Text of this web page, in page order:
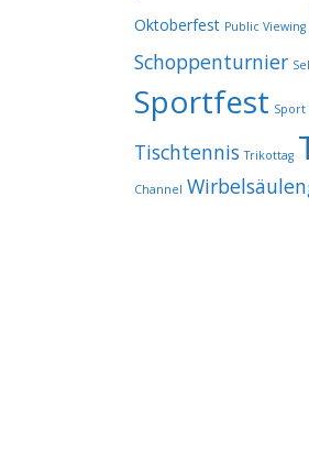
Oktoberfest Public Viewing
Schoppenturnier
Sportfest Sport
Tischtennis Trikottag
Channel